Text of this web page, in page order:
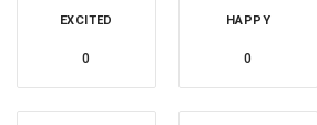
EXCITED
0
HAPPY
0